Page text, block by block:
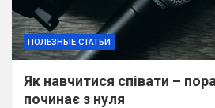
ПОЛЕЗНЫЕ СТАТЬИ
Як навчитися співати –
починає з нуля